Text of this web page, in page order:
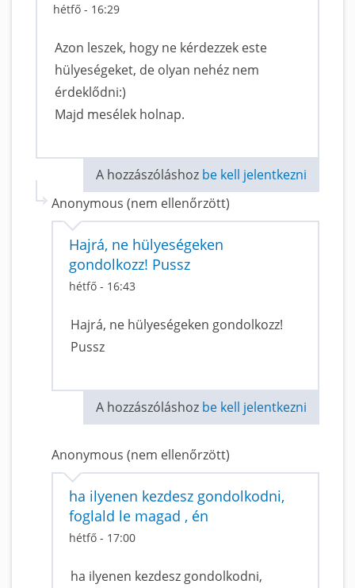
hétfő - 16:29
Azon leszek, hogy ne kérdezzek este
hülyeségeket, de olyan nehéz nem
érdeklődni:)
Majd mesélek holnap.
A hozzászóláshoz be kell jelentkezni
Anonymous (nem ellenőrzött)
Hajrá, ne hülyeségeken
gondolkozz! Pussz
hétfő - 16:43
Hajrá, ne hülyeségeken gondolkozz!
Pussz
A hozzászóláshoz be kell jelentkezni
Anonymous (nem ellenőrzött)
ha ilyenen kezdesz gondolkodni,
foglald le magad , én
hétfő - 17:00
ha ilyenen kezdesz gondolkodni,